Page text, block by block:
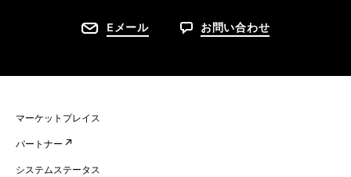
Eメール お問い合わせ
マーケットプレイス
パートナー
システムステータス